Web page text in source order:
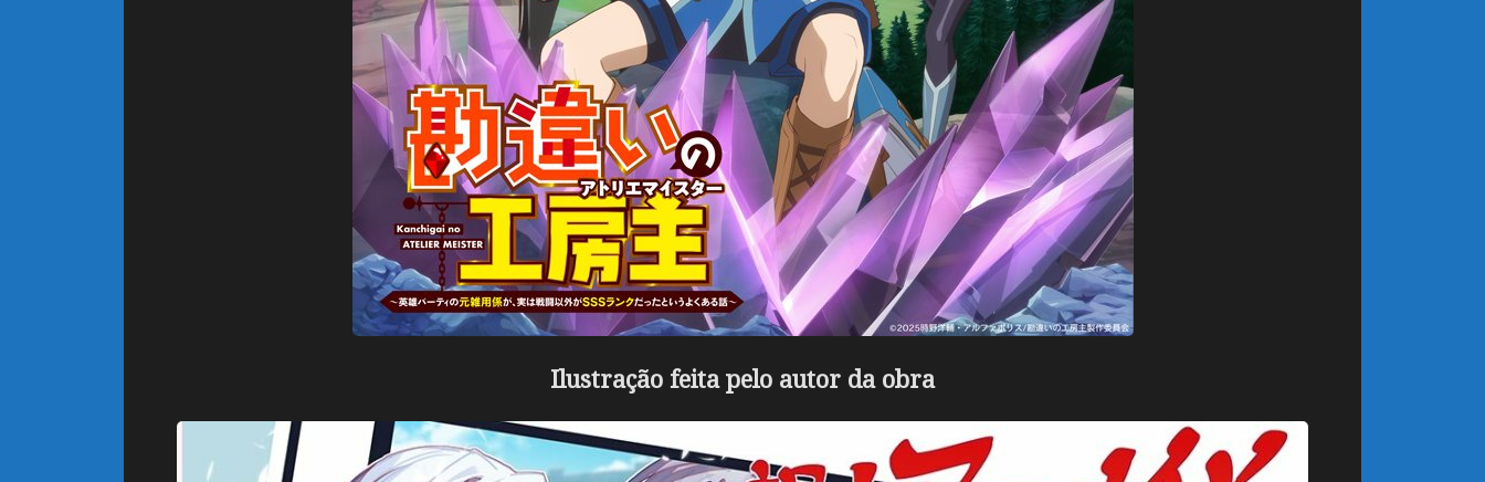
Ilustração feita pelo autor da obra